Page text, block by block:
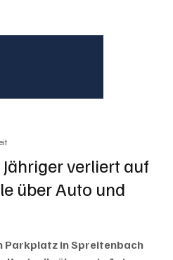
verliert auf
über Auto und
Parkplatz in Spreitenbach